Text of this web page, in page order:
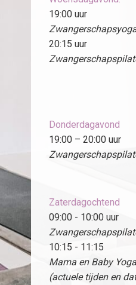
19:00 uur
20:15 uur
Donderdagavond
19:00 – 20:00 uur
Zaterdagochtend
09:00 - 10:00 uur
10:15 - 11:15
Mama en Baby Yoga
(actuele tijden en